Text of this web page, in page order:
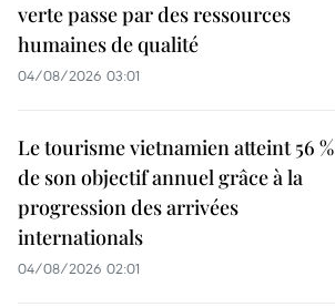
verte passe par des ressources
humaines de qualité
04/08/2026 03:01
Le tourisme vietnamien atteint 56 %
de son objectif annuel grâce à la
progression des arrivées
internationals
04/08/2026 02:01